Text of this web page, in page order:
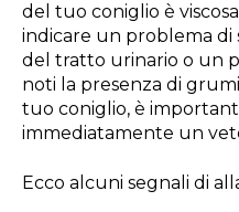
del tuo coniglio è
indicare un problema
del tratto urinario o un
noti la presenza di
tuo coniglio, è
immediatamente un
Ecco alcuni segnali di